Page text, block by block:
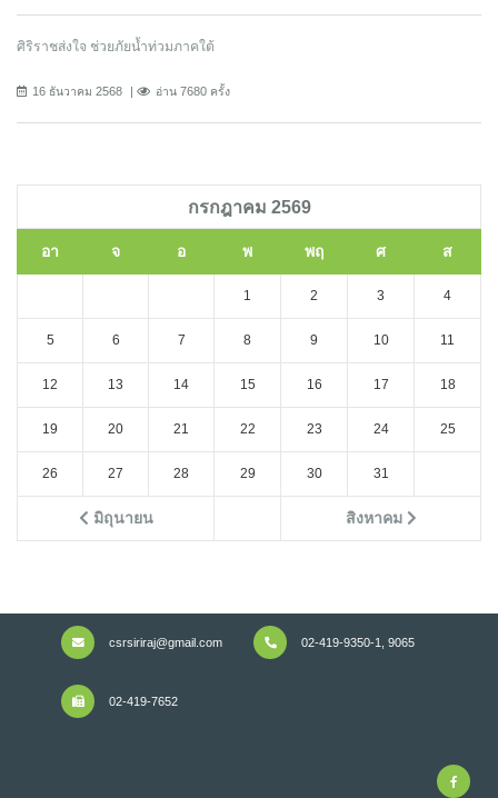
ศิริราชส่งใจ ช่วยภัยน้ำท่วมภาคใต้
16 ธันวาคม 2568 อ่าน 7680 ครั้ง
กรกฎาคม 2569
อา จ อ พ พฤ ศ ส
มิถุนายน สิงหาคม
1 2 3 4
5 6 7 8 9 10 11
12 13 14 15 16 17 18
19 20 21 22 23 24 25
26 27 28 29 30 31
csrsiriraj@gmail.com 02-419-9350-1, 9065
02-419-7652